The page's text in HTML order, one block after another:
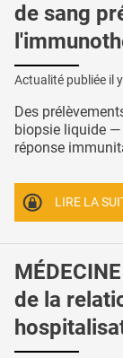
de sang
Actualité publiée il
Des
biopsie liquide —
réponse
LIRE LA
de la